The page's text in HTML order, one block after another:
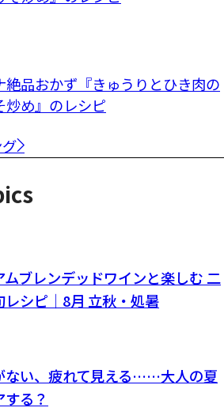
絶品おかず『きゅうりとひき肉の
炒め』のレシピ
ブレンデッドワインと楽しむ 二
シピ｜8月 立秋・処暑
ない、疲れて見える……大人の夏
る？